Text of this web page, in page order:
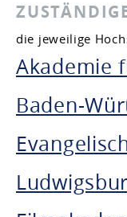
die jeweilige
Akademie
Baden-